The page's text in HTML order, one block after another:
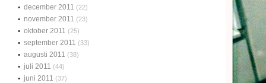
december 2011 (22)
november 2011 (23)
oktober 2011 (25)
september 2011 (33)
augusti 2011 (38)
juli 2011 (44)
juni 2011 (37)